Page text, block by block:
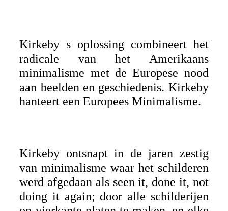
Kirkeby s oplossing combineert het
radicale van het Amerikaans
minimalisme met de Europese nood
aan beelden en geschiedenis. Kirkeby
hanteert een Europees Minimalisme.
Kirkeby ontsnapt in de jaren zestig
van minimalisme waar het schilderen
werd afgedaan als seen it, done it, not
doing it again; door alle schilderijen